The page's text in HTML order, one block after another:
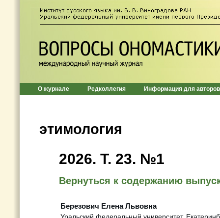
О журнале Редколлегия Информация для авторов
этимология
2026. T. 23. №1
Вернуться к содержанию
Березович Елена Львовна